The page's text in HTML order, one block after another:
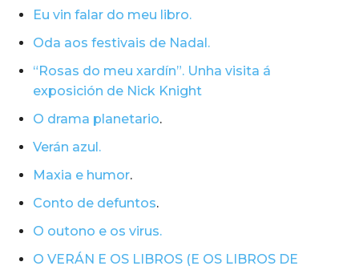
Eu vin falar do meu libro.
Oda aos festivais de Nadal.
“Rosas do meu xardín”. Unha visita á
exposición de Nick Knight
O drama planetario.
Verán azul.
Maxia e humor.
Conto de defuntos.
O outono e os virus.
O VERÁN E OS LIBROS (E OS LIBROS DE